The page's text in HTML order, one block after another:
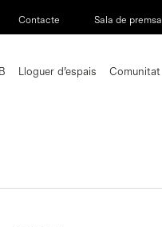
Contacte Sala de premsa
Lloguer d’espais Comunitat